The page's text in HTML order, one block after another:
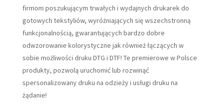
firmom poszukującym trwałych i wydajnych drukarek do
gotowych tekstyliów, wyróżniających się wszechstronną
funkcjonalnością, gwarantujących bardzo dobre
odwzorowanie kolorystyczne jak również łączących w
sobie możliwości druku DTG i DTF! Te premierowe w Polsce
produkty, pozwolą uruchomić lub rozwinąć
spersonalizowany druku na odzieży i usługi druku na
żądanie!